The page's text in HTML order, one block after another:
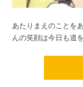
あたりまえのことを
んの笑顔は今日も道